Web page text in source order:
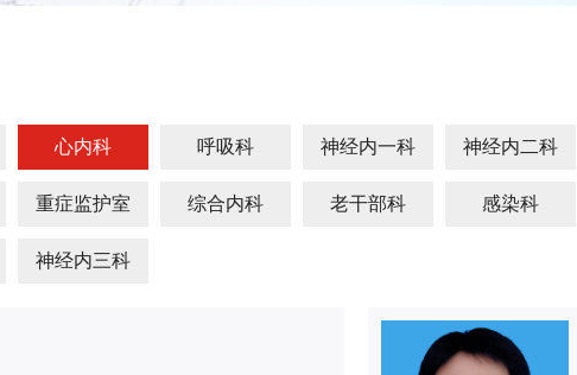
心内科 呼吸科 神经内一科 神经内二科
重症监护室 综合内科 老干部科 感染科
神经内三科